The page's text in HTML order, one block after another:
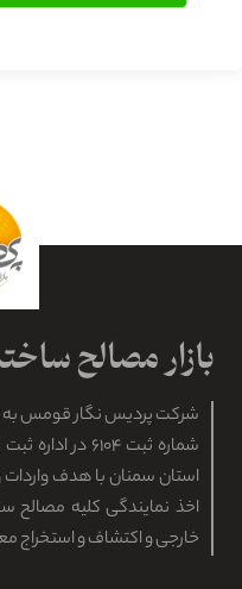
شرکت پردیس نگار قومس
شماره ثبت ۶۱۰۴
استان سمنان با هدف واردات
اخذ نمایندگی کلیه مصالح
خارجی و اکتشاف و استخراج